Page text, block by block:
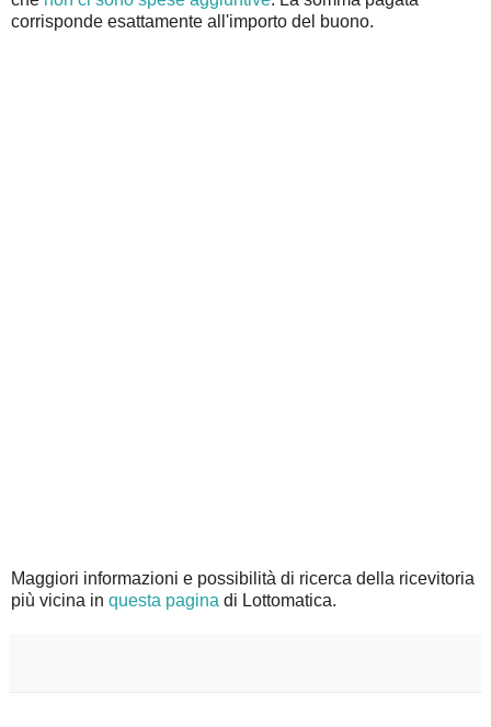
corrisponde esattamente all'importo del buono.
Maggiori informazioni e possibilità di ricerca della ricevitoria
più vicina in questa pagina di Lottomatica.